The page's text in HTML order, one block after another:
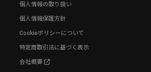
個人情報の取り扱い
個人情報保護方針
Cookieポリシーについて
特定商取引法に基づく表示
会社概要